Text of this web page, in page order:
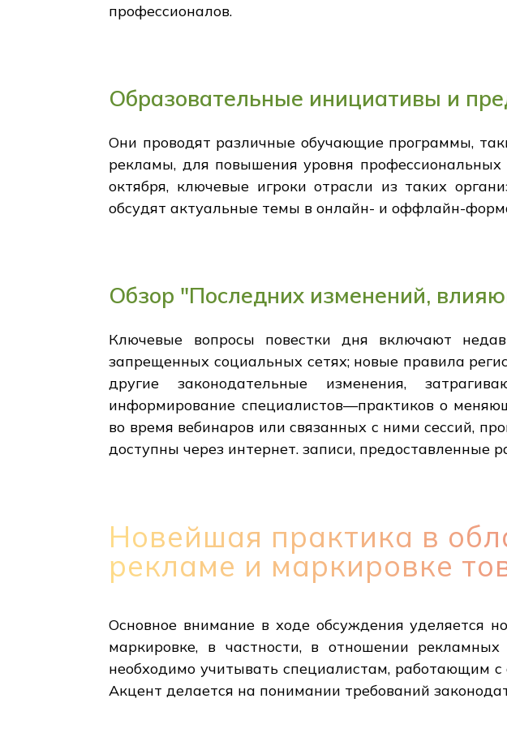
профессионалов.
Образовательные инициативы и
Они проводят различные обучающие программы,
рекламы, для повышения уровня
октября, ключевые игроки отрасли из таких
обсудят актуальные темы в онлайн- и оффлайн-
Обзор "Последних изменений,
Ключевые вопросы повестки дня включают
запрещенных социальных сетях; новые правила
другие законодательные изменения,
информирование специалистов—практиков о
во время вебинаров или связанных с ними сессий,
доступны через интернет. записи, предоставленные
Новейшая практика в
рекламе и маркировке
Основное внимание в ходе обсуждения уделяется
маркировке, в частности, в отношении
необходимо учитывать специалистам, работающим
Акцент делается на понимании требований